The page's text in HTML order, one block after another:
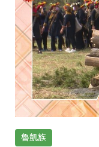
魯凱族